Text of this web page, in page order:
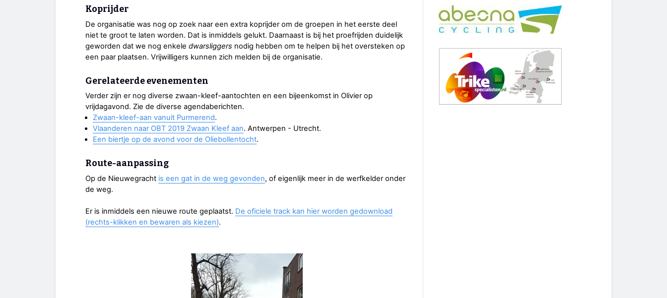
Koprijder
De organisatie was nog op zoek naar een extra koprijder om de groepen in het eerste deel
niet te groot te laten worden. Dat is inmiddels gelukt. Daarnaast is bij het proefrijden duidelijk
geworden dat we nog enkele dwarsliggers nodig hebben om te helpen bij het oversteken op
een paar plaatsen. Vrijwilligers kunnen zich melden bij de organisatie.
Gerelateerde evenementen
Verder zijn er nog diverse zwaan-kleef-aantochten en een bijeenkomst in Olivier op
vrijdagavond. Zie de diverse agendaberichten.
Zwaan-kleef-aan vanuit Purmerend.
Vlaanderen naar OBT 2019 Zwaan Kleef aan. Antwerpen - Utrecht.
Een biertje op de avond voor de Oliebollentocht.
Route-aanpassing
Op de Nieuwegracht is een gat in de weg gevonden, of eigenlijk meer in de werfkelder onder
de weg.
Er is inmiddels een nieuwe route geplaatst. De oficiele track kan hier worden gedownload
(rechts-klikken en bewaren als kiezen).